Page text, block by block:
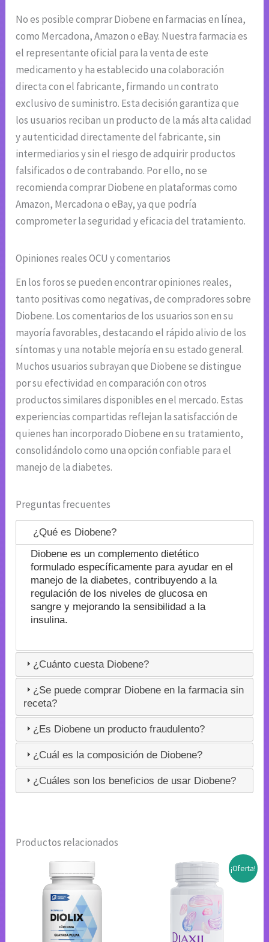
No es posible comprar Diobene en farmacias en línea,
como Mercadona, Amazon o eBay. Nuestra farmacia es
el representante oficial para la venta de este
medicamento y ha establecido una colaboración
directa con el fabricante, firmando un contrato
exclusivo de suministro. Esta decisión garantiza que
los usuarios reciban un producto de la más alta calidad
y autenticidad directamente del fabricante, sin
intermediarios y sin el riesgo de adquirir productos
falsificados o de contrabando. Por ello, no se
recomienda comprar Diobene en plataformas como
Amazon, Mercadona o eBay, ya que podría
comprometer la seguridad y eficacia del tratamiento.
Opiniones reales OCU y comentarios
En los foros se pueden encontrar opiniones reales,
tanto positivas como negativas, de compradores sobre
Diobene. Los comentarios de los usuarios son en su
mayoría favorables, destacando el rápido alivio de los
síntomas y una notable mejoría en su estado general.
Muchos usuarios subrayan que Diobene se distingue
por su efectividad en comparación con otros
productos similares disponibles en el mercado. Estas
experiencias compartidas reflejan la satisfacción de
quienes han incorporado Diobene en su tratamiento,
consolidándolo como una opción confiable para el
manejo de la diabetes.
Preguntas frecuentes
¿Qué es Diobene?
Diobene es un complemento dietético
formulado específicamente para ayudar en el
manejo de la diabetes, contribuyendo a la
regulación de los niveles de glucosa en
sangre y mejorando la sensibilidad a la
insulina.
¿Cuánto cuesta Diobene?
¿Se puede comprar Diobene en la farmacia sin
receta?
¿Es Diobene un producto fraudulento?
¿Cuál es la composición de Diobene?
¿Cuáles son los beneficios de usar Diobene?
Productos relacionados
¡Oferta!